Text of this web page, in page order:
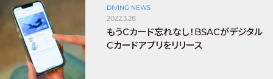
DIVING NEWS
2022.3.28
もうCカード忘れなし！BSACがデジタル
Cカードアプリをリリース